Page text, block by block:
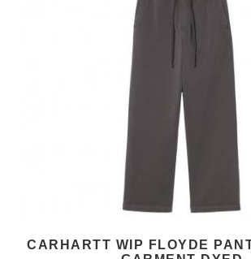
CARHARTT WIP FLOYDE